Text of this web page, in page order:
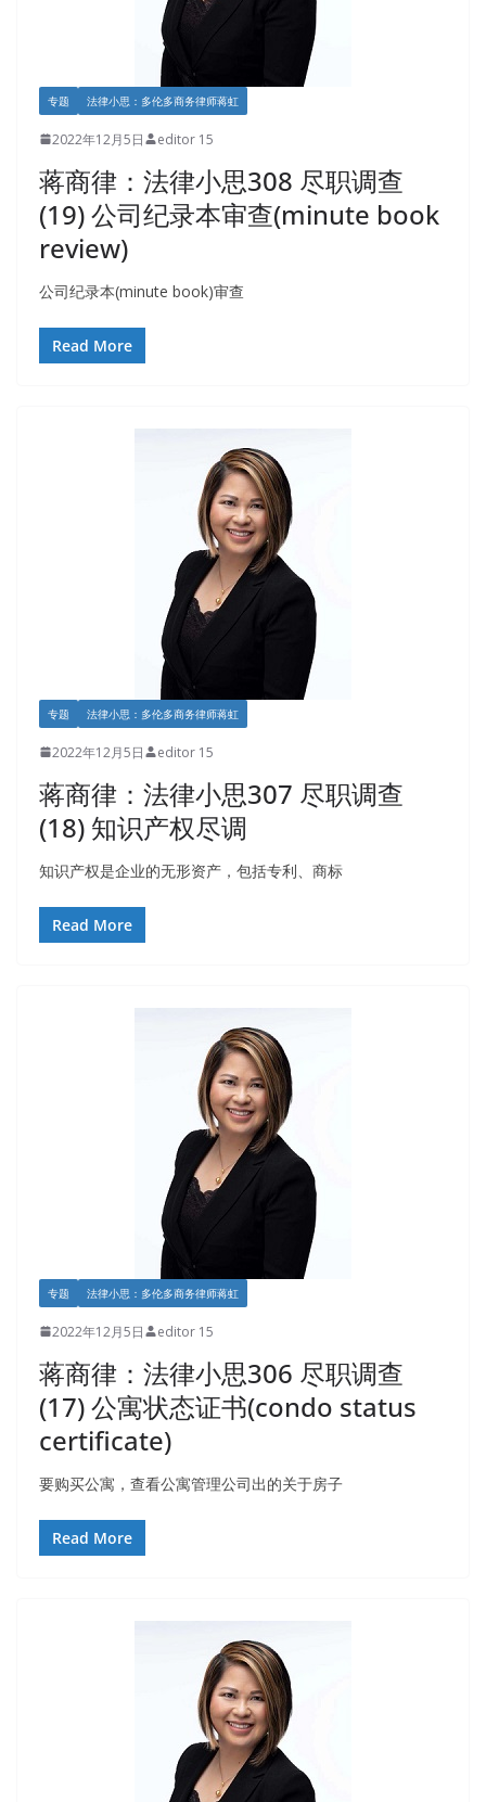
专题 法律小思：多伦多商务律师蒋虹
2022年12月5日 editor 15
蒋商律：法律小思308 尽职调查
(19) 公司纪录本审查(minute book
review)
公司纪录本(minute book)审查
Read More
专题 法律小思：多伦多商务律师蒋虹
2022年12月5日 editor 15
蒋商律：法律小思307 尽职调查
(18) 知识产权尽调
知识产权是企业的无形资产，包括专利、商标
Read More
专题 法律小思：多伦多商务律师蒋虹
2022年12月5日 editor 15
蒋商律：法律小思306 尽职调查
(17) 公寓状态证书(condo status
certificate)
要购买公寓，查看公寓管理公司出的关于房子
Read More